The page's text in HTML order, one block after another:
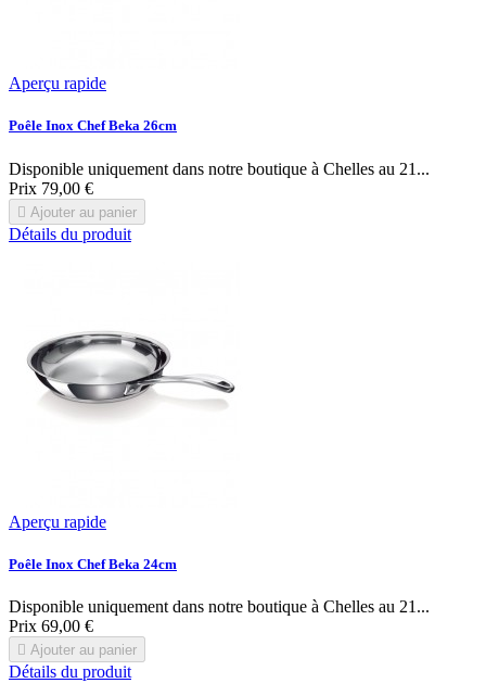
Aperçu rapide
Poêle Inox Chef Beka 26cm
Disponible uniquement dans notre boutique à Chelles au 21...
Prix 79,00 €
 Ajouter au panier
Détails du produit
Aperçu rapide
Poêle Inox Chef Beka 24cm
Disponible uniquement dans notre boutique à Chelles au 21...
Prix 69,00 €
 Ajouter au panier
Détails du produit